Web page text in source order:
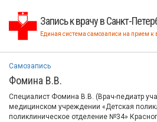
Запись к врачу в Санкт-
Единая система самозаписи на прием к
Самозапись
Фомина В.В.
Специалист Фомина В.В. (Врач-педиатр
медицинском учреждении «Детская
поликлиническое отделение №34»